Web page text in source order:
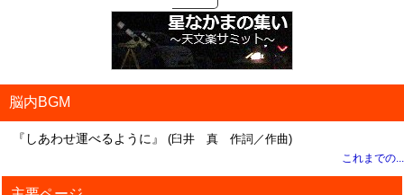
脳内BGM
『しあわせ運べるように』 (臼井 真 作詞／作曲)
これまでの...